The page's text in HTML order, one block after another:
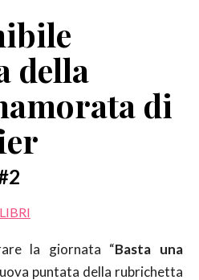
della
di
LIBRI
la giornata “Basta una
puntata della rubrichetta